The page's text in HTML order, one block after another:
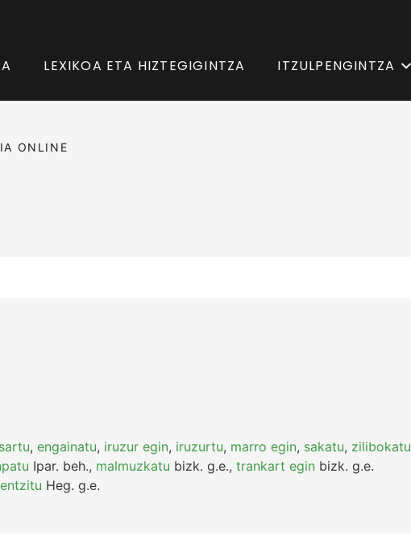
LEXIKOA ETA HIZTEGIGINTZA ITZULPENGINTZA
ONLINE
, engainatu, iruzur egin, iruzurtu, marro egin, sakatu, zilibokatu
Ipar. beh., malmuzkatu bizk. g.e., trankart egin bizk. g.e.
Heg. g.e.